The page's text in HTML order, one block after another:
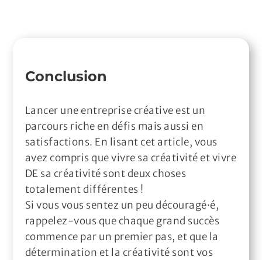
Conclusion
Lancer une entreprise créative est un
parcours riche en défis mais aussi en
satisfactions. En lisant cet article, vous
avez compris que vivre sa créativité et vivre
DE sa créativité sont deux choses
totalement différentes !
Si vous vous sentez un peu découragé·é,
rappelez-vous que chaque grand succès
commence par un premier pas, et que la
détermination et la créativité sont vos